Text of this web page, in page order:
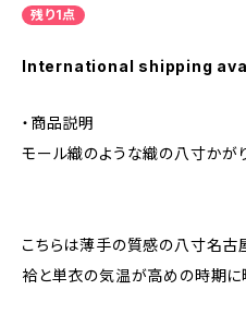
残り1点
International shipping
・商品説明
モール織のような織の八寸か
こちらは薄手の質感の八寸名古
袷と単衣の気温が高めの時期